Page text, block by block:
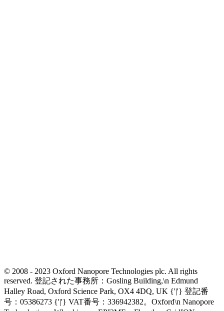
© 2008 - 2023 Oxford Nanopore Technologies plc. All rights
reserved. 登記された事務所：Gosling Building,\n Edmund
Halley Road, Oxford Science Park, OX4 4DQ, UK {'|'} 登記番
号：05386273 {'|'} VAT番号：336942382。Oxford\n Nanopore